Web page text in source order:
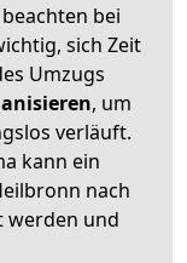
bei
sich Zeit
Umzugs
, um
verläuft.
kann ein
nach
werden und